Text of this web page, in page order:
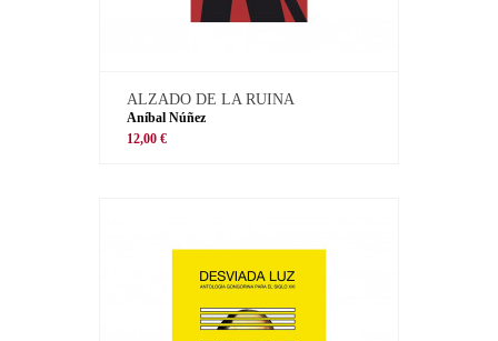
ALZADO DE LA RUINA
Aníbal Núñez
12,00 €